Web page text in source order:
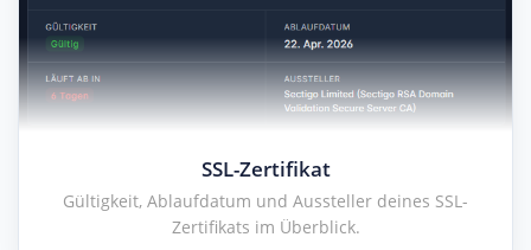
SSL-Zertifikat
Gültigkeit, Ablaufdatum und Aussteller deines SSL-
Zertifikats im Überblick.